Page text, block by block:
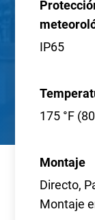
IP65
175 °F
Montaje
Directo,
Montaje